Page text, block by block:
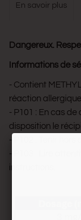
en savoir plus
Dangereux.
Informations de
- Contient
réaction allergique.
- P101 : En cas
disposition le
- P102 : Tenir hors
- P103 : Lire
instructions.